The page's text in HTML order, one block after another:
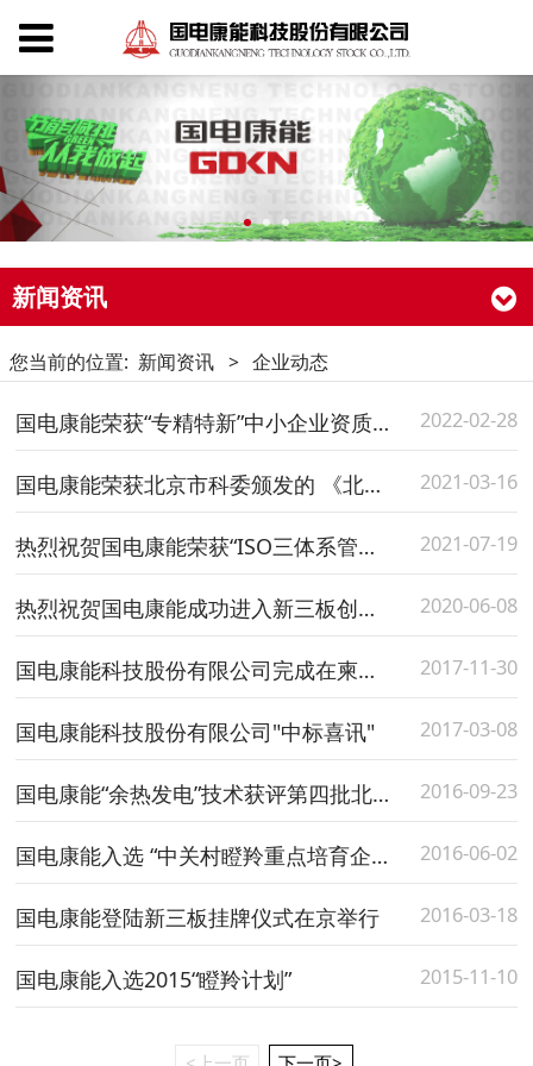
新闻资讯
您当前的位置: 新闻资讯 > 企业动态
国电康能荣获“专精特新”中小企业资质认定证书 2022-02-28
国电康能荣获北京市科委颁发的 《北京市级企业科技研究开发机构证书》 2021-03-16
热烈祝贺国电康能荣获“ISO三体系管理认证证书” 2021-07-19
热烈祝贺国电康能成功进入新三板创新层 2020-06-08
国电康能科技股份有限公司完成在柬埔寨设立全资子公司 2017-11-30
国电康能科技股份有限公司"中标喜讯" 2017-03-08
国电康能“余热发电”技术获评第四批北京市新技术新产品（服务） 2016-09-23
国电康能入选 “中关村瞪羚重点培育企业” 2016-06-02
国电康能登陆新三板挂牌仪式在京举行 2016-03-18
国电康能入选2015“瞪羚计划” 2015-11-10